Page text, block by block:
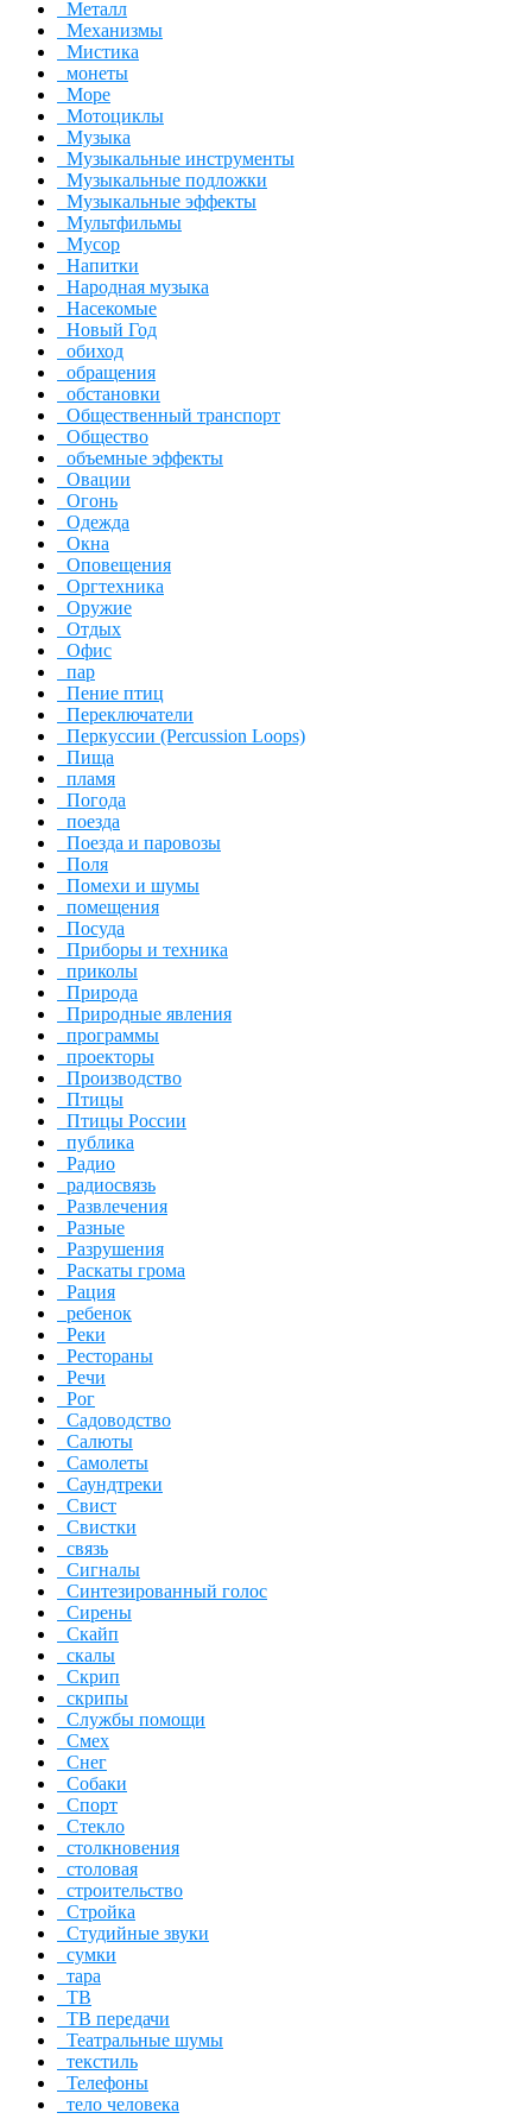
Металл
Механизмы
Мистика
монеты
Море
Мотоциклы
Музыка
Музыкальные инструменты
Музыкальные подложки
Музыкальные эффекты
Мультфильмы
Мусор
Напитки
Народная музыка
Насекомые
Новый Год
обиход
обращения
обстановки
Общественный транспорт
Общество
объемные эффекты
Овации
Огонь
Одежда
Окна
Оповещения
Оргтехника
Оружие
Отдых
Офис
пар
Пение птиц
Переключатели
Перкуссии (Percussion Loops)
Пища
пламя
Погода
поезда
Поезда и паровозы
Поля
Помехи и шумы
помещения
Посуда
Приборы и техника
приколы
Природа
Природные явления
программы
проекторы
Производство
Птицы
Птицы России
публика
Радио
радиосвязь
Развлечения
Разные
Разрушения
Раскаты грома
Рация
ребенок
Реки
Рестораны
Речи
Рог
Садоводство
Салюты
Самолеты
Саундтреки
Свист
Свистки
связь
Сигналы
Синтезированный голос
Сирены
Скайп
скалы
Скрип
скрипы
Службы помощи
Смех
Снег
Собаки
Спорт
Стекло
столкновения
столовая
строительство
Стройка
Студийные звуки
сумки
тара
ТВ
ТВ передачи
Театральные шумы
текстиль
Телефоны
тело человека